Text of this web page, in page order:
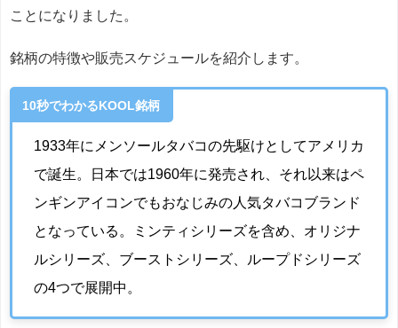
ことになりました。
銘柄の特徴や販売スケジュールを紹介します。
10秒でわかるKOOL銘柄
1933年にメンソールタバコの先駆けとしてアメリカ
で誕生。日本では1960年に発売され、それ以来はペ
ンギンアイコンでもおなじみの人気タバコブランド
となっている。ミンティシリーズを含め、オリジナ
ルシリーズ、ブーストシリーズ、ループドシリーズ
の4つで展開中。